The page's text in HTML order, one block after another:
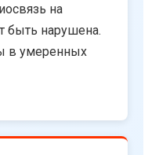
на
быть нарушена.
в умеренных